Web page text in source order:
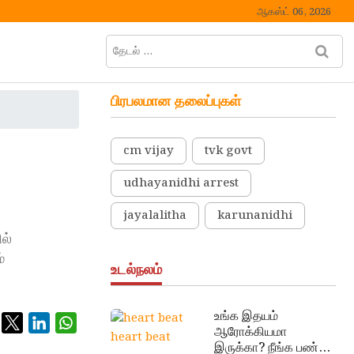
ஆகஸ்ட் 06, 2026
தேடல்
… M
பிரபலமான தலைப்புகள்
cm vijay
tvk govt
udhayanidhi arrest
jayalalitha
karunanidhi
உடல்நலம்
heart beat
உங்க இதயம்
ஆரோக்கியமா
இருக்கா? நீங்க பண்ண